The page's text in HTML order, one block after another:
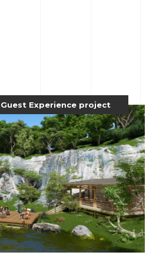
Guest Experience project